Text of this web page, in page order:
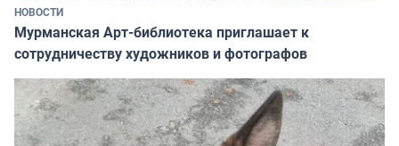
НОВОСТИ
Мурманская Арт-библиотека приглашает к
сотрудничеству художников и фотографов